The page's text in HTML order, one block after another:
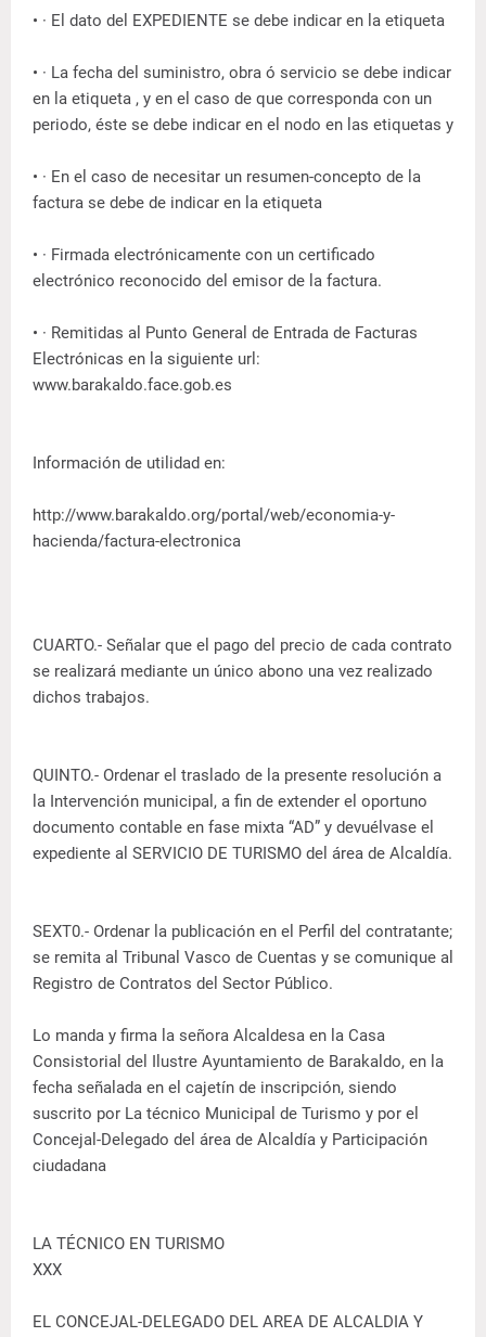
• · El dato del EXPEDIENTE se debe indicar en la etiqueta
• · La fecha del suministro, obra ó servicio se debe indicar
en la etiqueta , y en el caso de que corresponda con un
periodo, éste se debe indicar en el nodo en las etiquetas y
• · En el caso de necesitar un resumen-concepto de la
factura se debe de indicar en la etiqueta
• · Firmada electrónicamente con un certificado
electrónico reconocido del emisor de la factura.
• · Remitidas al Punto General de Entrada de Facturas
Electrónicas en la siguiente url:
www.barakaldo.face.gob.es
Información de utilidad en:
http://www.barakaldo.org/portal/web/economia-y-
hacienda/factura-electronica
CUARTO.- Señalar que el pago del precio de cada contrato
se realizará mediante un único abono una vez realizado
dichos trabajos.
QUINTO.- Ordenar el traslado de la presente resolución a
la Intervención municipal, a fin de extender el oportuno
documento contable en fase mixta “AD” y devuélvase el
expediente al SERVICIO DE TURISMO del área de Alcaldía.
SEXT0.- Ordenar la publicación en el Perfil del contratante;
se remita al Tribunal Vasco de Cuentas y se comunique al
Registro de Contratos del Sector Público.
Lo manda y firma la señora Alcaldesa en la Casa
Consistorial del Ilustre Ayuntamiento de Barakaldo, en la
fecha señalada en el cajetín de inscripción, siendo
suscrito por La técnico Municipal de Turismo y por el
Concejal-Delegado del área de Alcaldía y Participación
ciudadana
LA TÉCNICO EN TURISMO
XXX
EL CONCEJAL-DELEGADO DEL AREA DE ALCALDIA Y